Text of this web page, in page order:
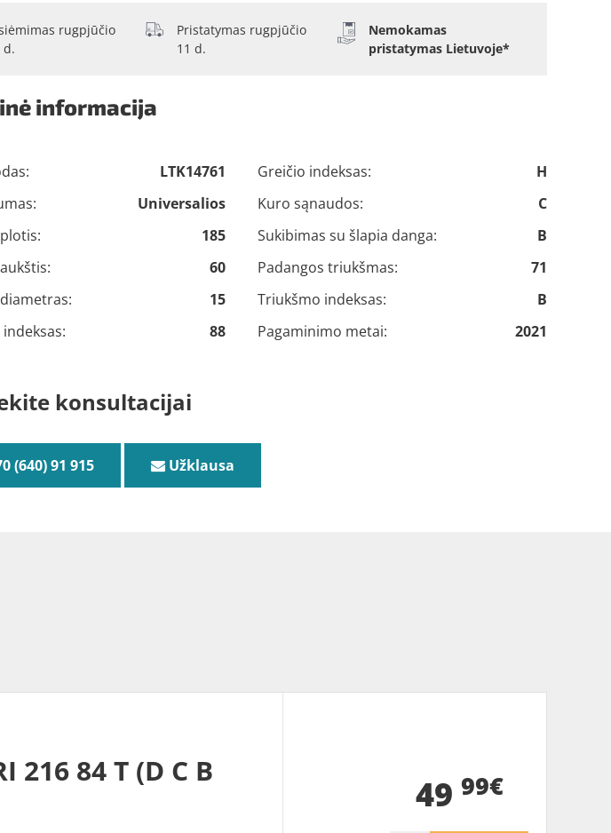
rugpjūčio
d.
Pristatymas rugpjūčio
11 d.
Nemokamas
pristatymas Lietuvoje*
informacija
LTK14761
Universalios
185
60
15
88
Greičio indeksas:
H
Kuro sąnaudos:
C
Sukibimas su šlapia danga:
B
Padangos triukšmas:
71
Triukšmo indeksas:
B
Pagaminimo metai:
2021
konsultacijai
(640) 91 915 Užklausa
216 84 T (D C B
49 99€